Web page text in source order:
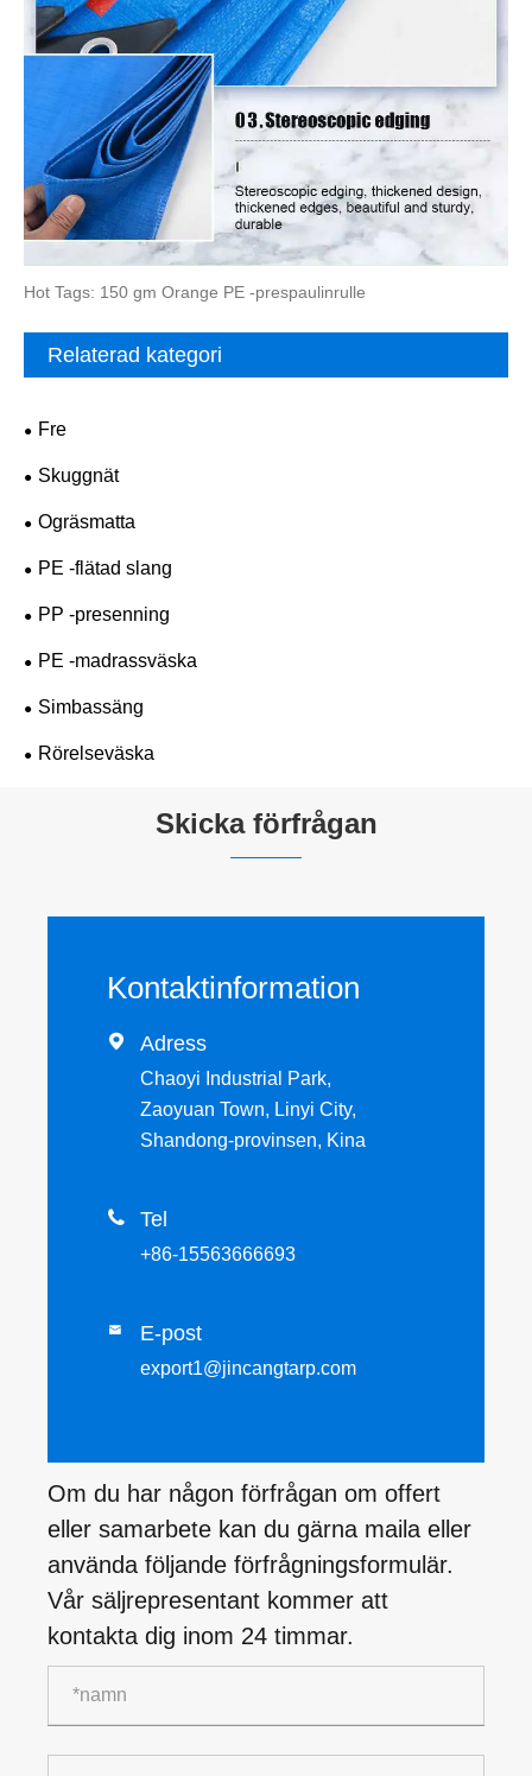
Hot Tags: 150 gm Orange PE -prespaulinrulle
Relaterad kategori
Fre
Skuggnät
Ogräsmatta
PE -flätad slang
PP -presenning
PE -madrassväska
Simbassäng
Rörelseväska
Skicka förfrågan
Kontaktinformation
 Adress
Chaoyi Industrial Park,
Zaoyuan Town, Linyi City,
Shandong-provinsen, Kina
 Tel
+86-15563666693
 E-post
export1@jincangtarp.com
Om du har någon förfrågan om offert
eller samarbete kan du gärna maila eller
använda följande förfrågningsformulär.
Vår säljrepresentant kommer att
kontakta dig inom 24 timmar.